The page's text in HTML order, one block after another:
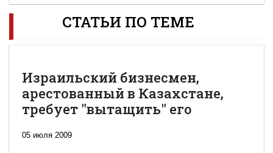
СТАТЬИ ПО ТЕМЕ
Израильский бизнесмен,
арестованный в Казахстане,
требует "вытащить" его
05 июля 2009